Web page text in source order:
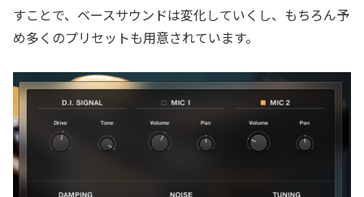
すことで、ベースサウンドは変化していくし、もちろん予
め多くのプリセットも用意されています。